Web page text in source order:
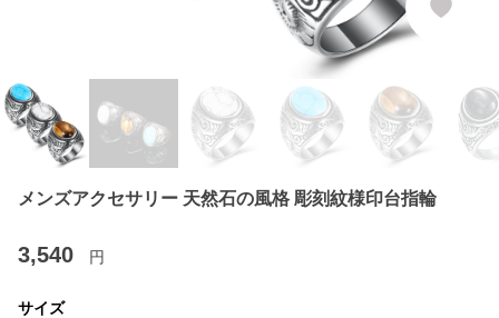
メンズアクセサリー 天然石の風格 彫刻紋様印台指輪
3,540 円
サイズ